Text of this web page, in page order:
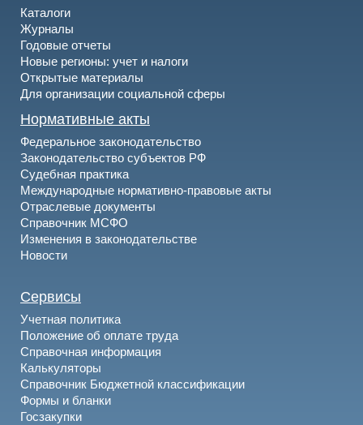
Каталоги
Журналы
Годовые отчеты
Новые регионы: учет и налоги
Открытые материалы
Для организации социальной сферы
Нормативные акты
Федеральное законодательство
Законодательство субъектов РФ
Судебная практика
Международные нормативно-правовые акты
Отраслевые документы
Справочник МСФО
Изменения в законодательстве
Новости
Сервисы
Учетная политика
Положение об оплате труда
Справочная информация
Калькуляторы
Справочник Бюджетной классификации
Формы и бланки
Госзакупки